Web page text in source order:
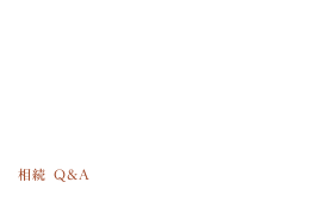
相続 Q&A